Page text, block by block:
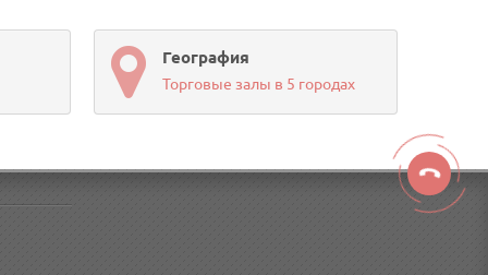
География
Торговые залы в 5 городах